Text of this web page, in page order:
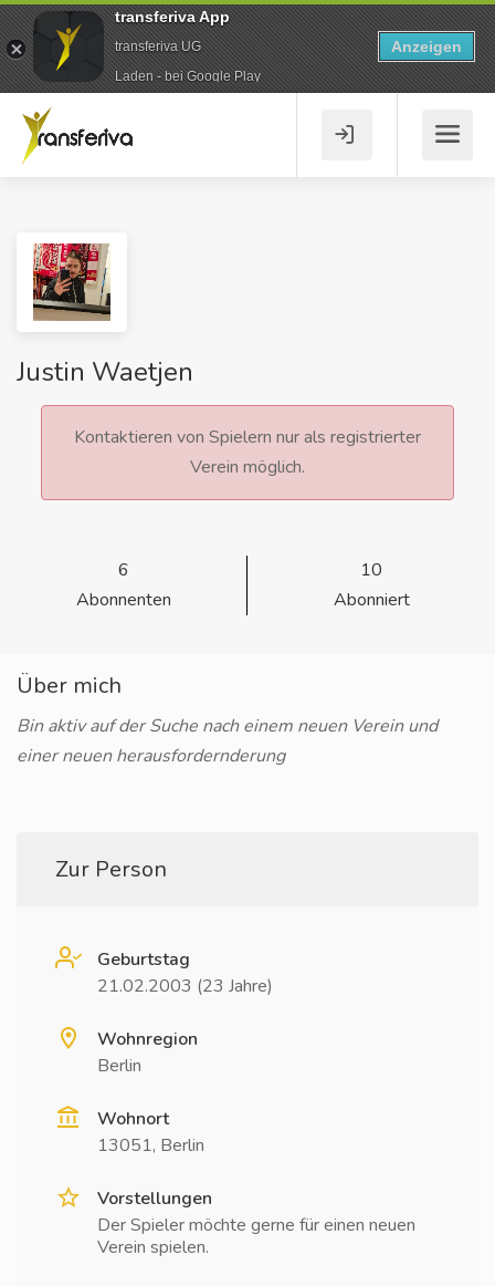
Justin Waetjen
Kontaktieren von Spielern nur als registrierter
Verein möglich.
6
Abonnenten
10
Abonniert
Über mich
Bin aktiv auf der Suche nach einem neuen Verein und
einer neuen herausfordernderung
Zur Person
Geburtstag
21.02.2003 (23 Jahre)
Wohnregion
Berlin
Wohnort
13051, Berlin
Vorstellungen
Der Spieler möchte gerne für einen neuen
Verein spielen.
transferiva App
transferiva UG
Laden - bei Google Play
Anzeigen